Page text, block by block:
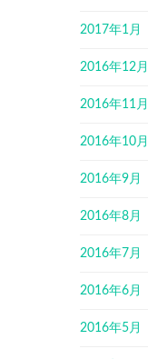
2017年1月
2016年12月
2016年11月
2016年10月
2016年9月
2016年8月
2016年7月
2016年6月
2016年5月